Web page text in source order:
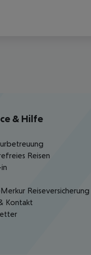
& Hilfe
Reisen
Reiseversicherung
Kontakt